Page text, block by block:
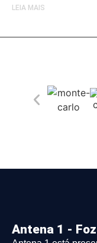
LEIA MAIS
Antena 1 -